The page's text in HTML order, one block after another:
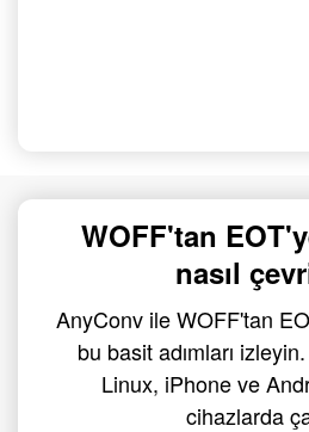
WOFF'tan
nasıl
AnyConv ile WOFF'tan
bu basit adımları
Linux, iPhone ve
cihazlarda